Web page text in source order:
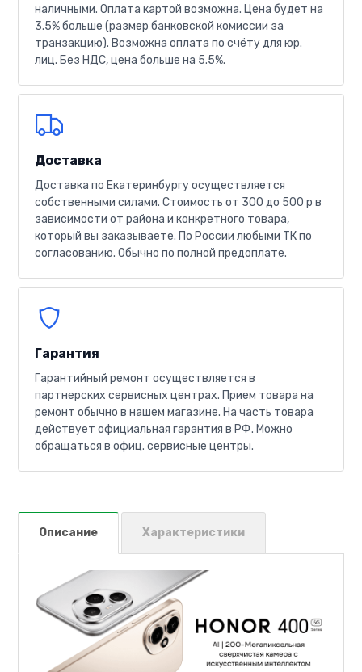
наличными. Оплата картой возможна. Цена будет на
3.5% больше (размер банковской комиссии за
транзакцию). Возможна оплата по счёту для юр.
лиц. Без НДС, цена больше на 5.5%.
Доставка
Доставка по Екатеринбургу осуществляется
собственными силами. Стоимость от 300 до 500 р в
зависимости от района и конкретного товара,
который вы заказываете. По России любыми ТК по
согласованию. Обычно по полной предоплате.
Гарантия
Гарантийный ремонт осуществляется в
партнерских сервисных центрах. Прием товара на
ремонт обычно в нашем магазине. На часть товара
действует официальная гарантия в РФ. Можно
обращаться в офиц. сервисные центры.
Описание Характеристики